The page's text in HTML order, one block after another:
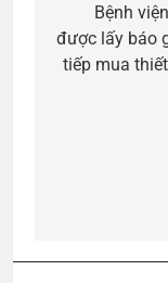
hướng
bài
Bệnh
được lấy báo
tiếp mua